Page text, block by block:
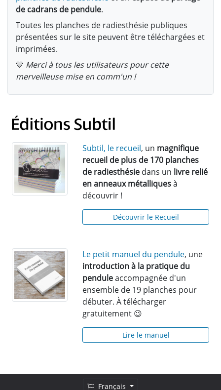
de cadrans de pendule.
Toutes les planches de radiesthésie publiques
présentées sur le site peuvent être téléchargées et
imprimées.
💙 Merci à tous les utilisateurs pour cette
merveilleuse mise en comm'un !
Subtil, le recueil, un magnifique
recueil de plus de 170 planches
de radiesthésie dans un livre relié
en anneaux métalliquesà
découvrir !
Découvrir le Recueil
Le petit manuel du pendule, une
introduction à la pratique du
penduleaccompagnée d'un
ensemble de 19 planches pour
débuter. À télécharger
gratuitement 😉
Lire le manuel
Français